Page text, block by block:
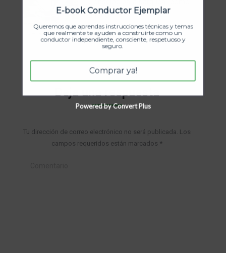
un pro
enero 24, 2026
Deja una respuesta
Tu dirección de correo electrónico no será publicada. Los
campos requeridos están marcados *
E-book Conductor Ejemplar
Queremos que aprendas instrucciones técnicas y temas
que realmente te ayuden a construirte como un
conductor independiente, consciente, respetuoso y
seguro.
Comprar ya!
Powered by Convert Plus